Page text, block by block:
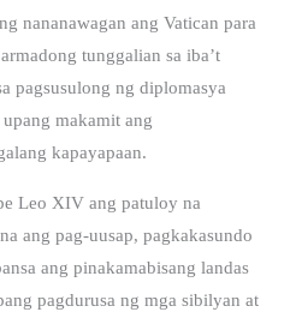
nananawagan ang Vatican para
tunggalian sa iba’t
pagsusulong ng diplomasya
makamit ang
kapayapaan.
Leo XIV ang patuloy na
ang pag-uusap, pagkakasundo
ang pinakamabisang landas
pagdurusa ng mga sibilyan at